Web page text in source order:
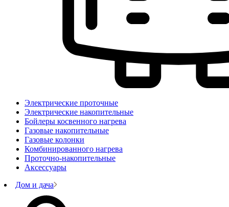
Электрические проточные
Электрические накопительные
Бойлеры косвенного нагрева
Газовые накопительные
Газовые колонки
Комбинированного нагрева
Проточно-накопительные
Аксессуары
Дом и дача